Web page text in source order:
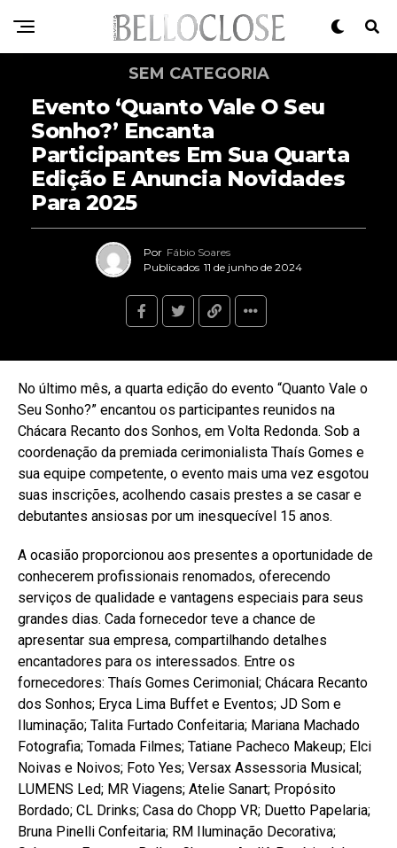
SEM CATEGORIA
Evento ‘Quanto Vale O Seu
Sonho?’ Encanta
Participantes Em Sua Quarta
Edição E Anuncia Novidades
Para 2025
Por Fábio Soares
Publicados 11 de junho de 2024
No último mês, a quarta edição do evento “Quanto Vale o
Seu Sonho?” encantou os participantes reunidos na
Chácara Recanto dos Sonhos, em Volta Redonda. Sob a
coordenação da premiada cerimonialista Thaís Gomes e
sua equipe competente, o evento mais uma vez esgotou
suas inscrições, acolhendo casais prestes a se casar e
debutantes ansiosas por um inesquecível 15 anos.
A ocasião proporcionou aos presentes a oportunidade de
conhecerem profissionais renomados, oferecendo
serviços de qualidade e vantagens especiais para seus
grandes dias. Cada fornecedor teve a chance de
apresentar sua empresa, compartilhando detalhes
encantadores para os interessados. Entre os
fornecedores: Thaís Gomes Cerimonial; Chácara Recanto
dos Sonhos; Eryca Lima Buffet e Eventos; JD Som e
Iluminação; Talita Furtado Confeitaria; Mariana Machado
Fotografia; Tomada Filmes; Tatiane Pacheco Makeup; Elci
Noivas e Noivos; Foto Yes; Versax Assessoria Musical;
LUMENS Led; MR Viagens; Atelie Sanart; Propósito
Bordado; CL Drinks; Casa do Chopp VR; Duetto Papelaria;
Bruna Pinelli Confeitaria; RM Iluminação Decorativa;